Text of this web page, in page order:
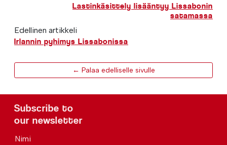
Lastinkäsittely lisääntyy Lissabonin
satamassa
Edellinen artikkeli
Irlannin pyhimys Lissabonissa
← Palaa edelliselle sivulle
Subscribe to
our newsletter
Nimi